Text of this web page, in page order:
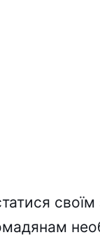
своїм